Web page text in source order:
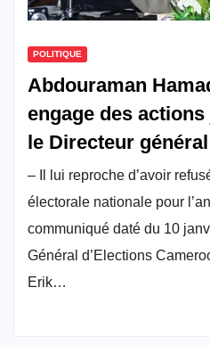
POLITIQUE
Abdouraman
engage des
le Directeur général
– Il lui reproche d’avoir
électorale nationale pour
communiqué daté du 10
Général d’Elections
Erik…